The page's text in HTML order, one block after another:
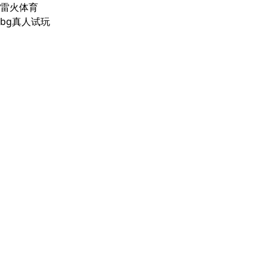
雷火体育
bg真人试玩